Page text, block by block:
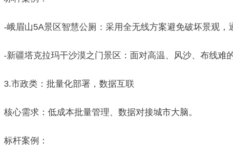
-峨眉山5A景区智慧公厕：采用全无线方案避免破坏景观，
-新疆塔克拉玛干沙漠之门景区：面对高温、风沙、布线难
3.市政类：批量化部署，数据互联
核心需求：低成本批量管理、数据对接城市大脑。
标杆案例：